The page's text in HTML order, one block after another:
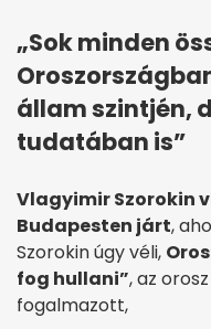
„Sok minden
állam szintjén,
tudatában is”
Vlagyimir Szorokin
Budapesten járt,
Szorokin úgy véli,
fog hullani”, az
fogalmazott,